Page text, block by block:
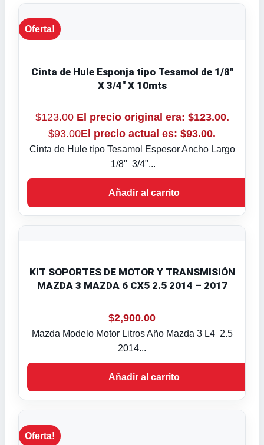
Oferta!
Cinta de Hule Esponja tipo Tesamol de 1/8″
X 3/4″ X 10mts
$123.00 El precio original era: $123.00.
$93.00El precio actual es: $93.00.
Cinta de Hule tipo Tesamol Espesor Ancho Largo
1/8" 3/4"...
Añadir al carrito
KIT SOPORTES DE MOTOR Y TRANSMISIÓN
MAZDA 3 MAZDA 6 CX5 2.5 2014 – 2017
$2,900.00
Mazda Modelo Motor Litros Año Mazda 3 L4 2.5
2014...
Añadir al carrito
Oferta!